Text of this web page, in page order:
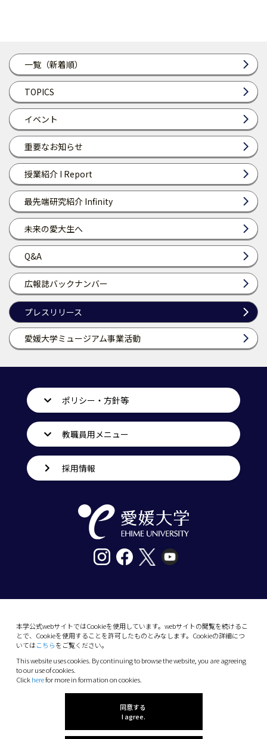
一覧（新着順）
TOPICS
イベント
重要なお知らせ
授業紹介 I Report
最先端研究紹介 Infinity
未来の愛大生へ
Q&A
広報誌バックナンバー
プレスリリース
愛媛大学ミュージアム事業活動
本学公式webサイトではCookieを使用しています。webサイトの閲覧を続けるこ
とで、Cookieを使用することを許可したものとみなします。Cookieの詳細につ
いてはこちらをご覧ください。
This website uses cookies. By continuing to browse the website, you are agreeing
to our use of cookies.
Clickherefor more in formation on cookies.
同意する
I agree.
ポリシー・方針等
教職員用メニュー
採用情報
10-13 Dogo-Himata, Matsuyama, Ehime 790-
Phone: +81 89-927-9000
(C) 2026 Ehime University.